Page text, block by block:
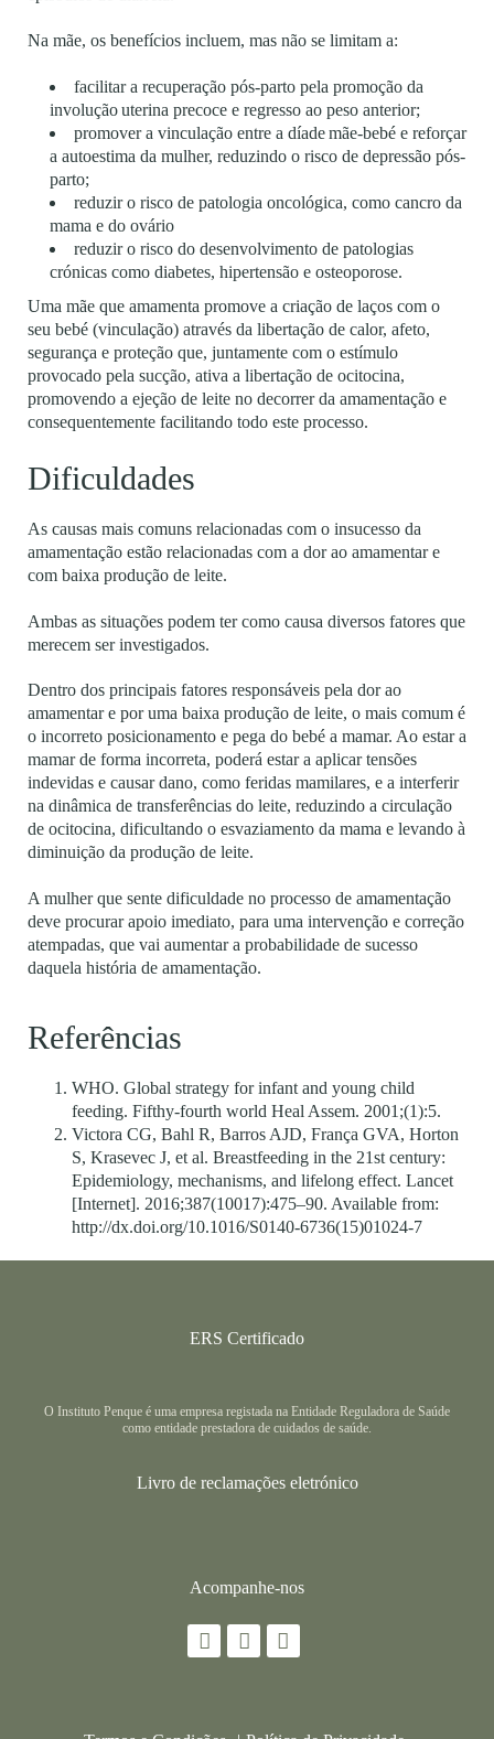
Na mãe, os benefícios incluem, mas não se limitam a:
facilitar a recuperação pós-parto pela promoção da
involução uterina precoce e regresso ao peso anterior;
promover a vinculação entre a díade mãe-bebé e reforçar
a autoestima da mulher, reduzindo o risco de depressão pós-
parto;
reduziro risco de patologia oncológica, como cancro da
mama e do ovário
reduziro risco do desenvolvimento de patologias
crónicas como diabetes, hipertensão e osteoporose.
Uma mãe que amamenta promove a criação de laços com o
seu bebé (vinculação) através da libertação de calor, afeto,
segurança e proteção que, juntamente com o estímulo
provocado pela sucção, ativa a libertação de ocitocina,
promovendo a ejeção de leite no decorrer da amamentação e
consequentemente facilitando todo este processo.
Dificuldades
As causas mais comuns relacionadas com o insucesso da
amamentação estão relacionadas com a dor ao amamentar e
com baixa produção de leite.
Ambas as situações podem ter como causa diversos fatores que
merecem ser investigados.
Dentro dos principais fatores responsáveis pela dor ao
amamentar e por uma baixa produção de leite, o mais comum é
o incorreto posicionamento e pega do bebé a mamar. Ao estar a
mamar de forma incorreta, poderá estar a aplicar tensões
indevidas e causar dano, como feridas mamilares, e a interferir
na dinâmica de transferências do leite, reduzindo a circulação
de ocitocina, dificultando o esvaziamento da mama e levando à
diminuição da produção de leite.
A mulher que sente dificuldade no processo de amamentação
deve procurar apoio imediato, para uma intervenção e correção
atempadas, que vai aumentar a probabilidade de sucesso
daquela história de amamentação.
Referências
WHO. Global strategy for infant and young child
feeding. Fifthy-fourth world Heal Assem. 2001;(1):5.
Victora CG, Bahl R, Barros AJD, França GVA, Horton
S, Krasevec J, et al. Breastfeeding in the 21st century:
Epidemiology, mechanisms, and lifelong effect. Lancet
[Internet]. 2016;387(10017):475–90. Available from:
http://dx.doi.org/10.1016/S0140-6736(15)01024-7
ERS Certificado
O Instituto Penque é uma empresa registada na Entidade Reguladora de Saúde
como entidade prestadora de cuidados de saúde.
Livro de reclamações eletrónico
Acompanhe-nos